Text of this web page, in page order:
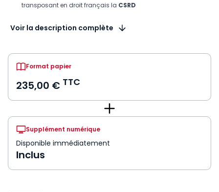
transposant en droit français la CSRD
Voir la description complète
Format papier
235,00 € TTC
Supplément numérique
Disponible immédiatement
Inclus